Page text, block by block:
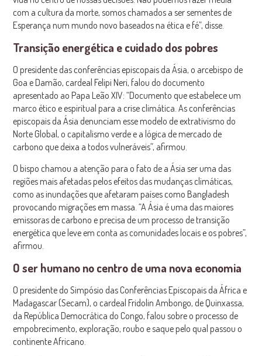
com a cultura da morte, somos chamados a ser sementes de
Esperança num mundo novo baseados na ética e fé”, disse.
Transição energética e cuidado dos pobres
O presidente das conferências episcopais da Ásia, o arcebispo de
Goa e Damão, cardeal Felipi Neri, falou do documento
apresentado ao Papa Leão XIV: “Documento que estabelece um
marco ético e espiritual para a crise climática. As conferências
episcopais da Ásia denunciam esse modelo de extrativismo do
Norte Global, o capitalismo verde e a lógica de mercado de
carbono que deixa a todos vulneráveis”, afirmou.
O bispo chamou a atenção para o fato de a Ásia ser uma das
regiões mais afetadas pelos efeitos das mudanças climáticas,
como as inundações que afetaram países como Bangladesh
provocando migrações em massa. “A Ásia é uma das maiores
emissoras de carbono e precisa de um processo de transição
energética que leve em conta as comunidades locais e os pobres”,
afirmou.
O ser humano no centro de uma nova economia
O presidente do Simpósio das Conferências Episcopais da África e
Madagascar (Secam), o cardeal Fridolin Ambongo, de Quinxassa,
da República Democrática do Congo, falou sobre o processo de
empobrecimento, exploração, roubo e saque pelo qual passou o
continente Africano.